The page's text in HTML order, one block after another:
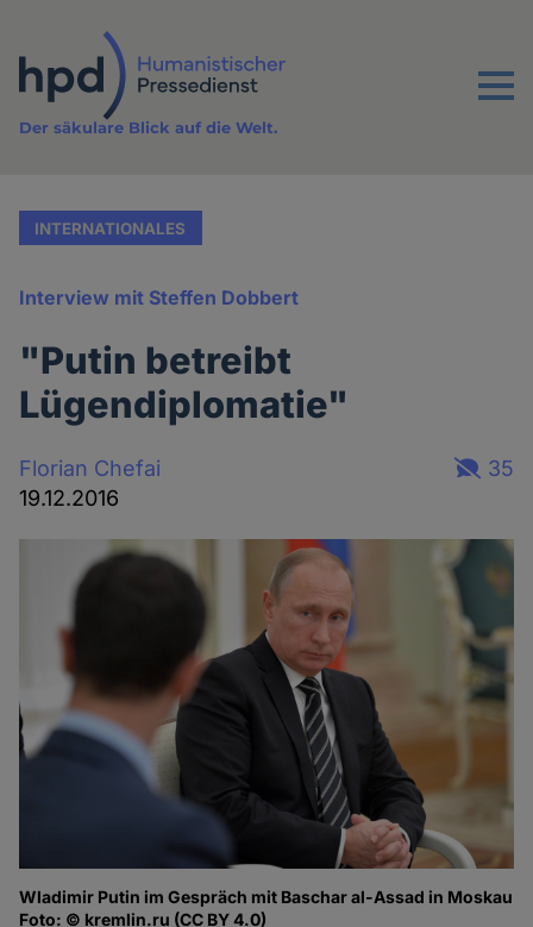
Inhalt
Menu
Der säkulare Blick auf die Welt.
INTERNATIONALES
Interview mit Steffen Dobbert
"Putin betreibt
Lügendiplomatie"
Florian Chefai
19.12.2016
35
Wladimir Putin im Gespräch mit Baschar al-Assad in Moskau
Foto: © kremlin.ru (CC BY 4.0)